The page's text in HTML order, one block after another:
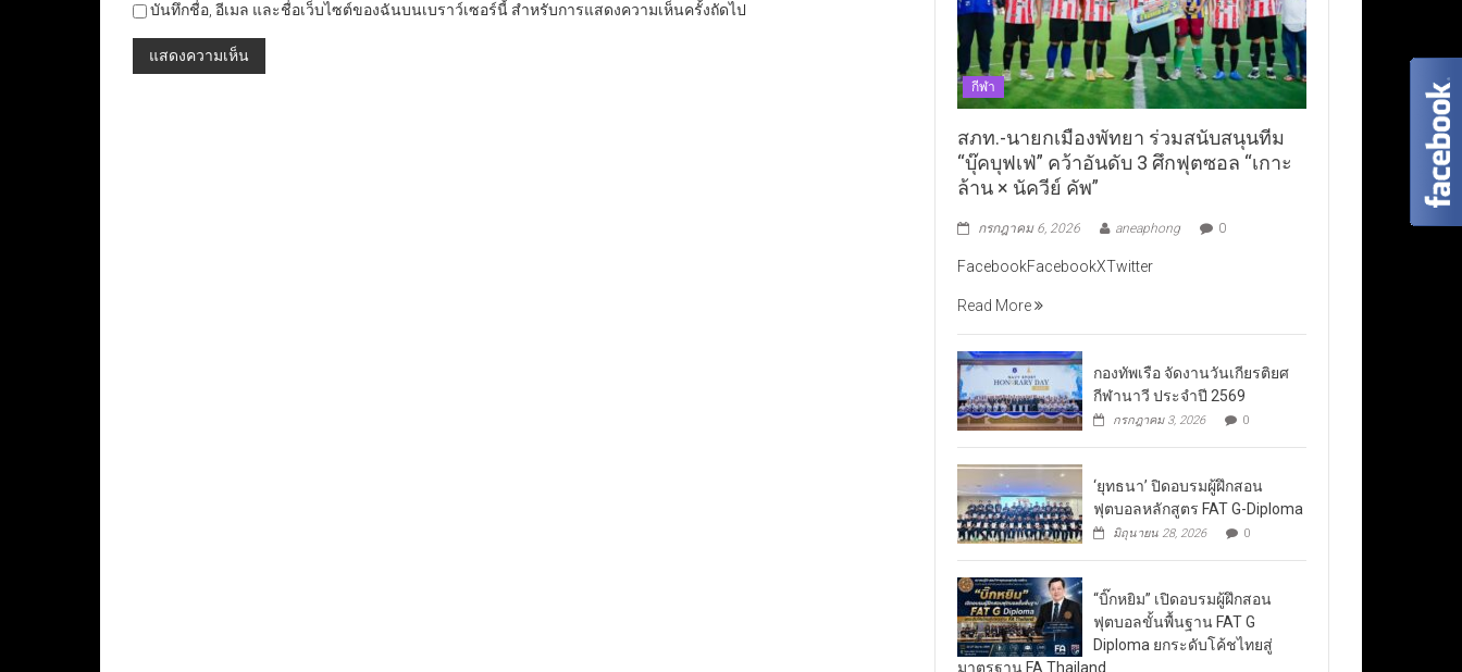
บันทึกชื่อ, อีเมล และชื่อเว็บไซต์ของฉันบนเบราว์เซอร์นี้ สำหรับการแสดงความเห็นครั้งถัดไป
กีฬา
สภท.-นายกเมืองพัทยา ร่วมสนับสนุนทีม
“บุ๊คบุฟเฟ่” คว้าอันดับ 3 ศึกฟุตซอล “เกาะ
ล้าน × นัควีย์ คัพ”
กรกฎาคม 6, 2026 aneaphong 0
FacebookFacebookXTwitter
Read More
กองทัพเรือ จัดงานวันเกียรติยศ
กีฬานาวี ประจำปี 2569
กรกฎาคม 3, 2026 0
‘ยุทธนา’ ปิดอบรมผู้ฝึกสอน
ฟุตบอลหลักสูตร FAT G-Diploma
มิถุนายน 28, 2026 0
“บิ๊กหยิม” เปิดอบรมผู้ฝึกสอน
ฟุตบอลขั้นพื้นฐาน FAT G
Diploma ยกระดับโค้ชไทยสู่
มาตรฐาน FA Thailand